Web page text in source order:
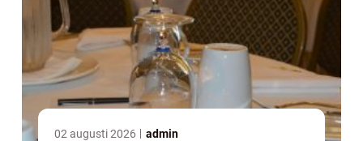
02 augusti 2026 admin